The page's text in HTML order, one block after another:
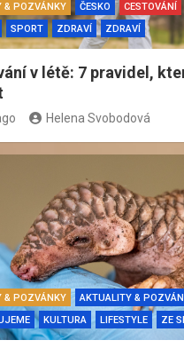
& POZVÁNKY ČESKO CESTOVÁNÍ
SPORT ZDRAVÍ ZDRAVÍ
v létě: 7 pravidel,
Helena Svobodová
& POZVÁNKY AKTUALITY &
KULTURA LIFESTYLE ZE